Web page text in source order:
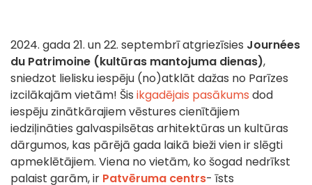
2024. gada 21. un 22. septembrī atgriezīsies Journées
du Patrimoine (kultūras mantojuma dienas),
sniedzot lielisku iespēju (no)atklāt dažas no Parīzes
izcilākajām vietām! Šis ikgadējais pasākums dod
iespēju zinātkārajiem vēstures cienītājiem
iedziļināties galvaspilsētas arhitektūras un kultūras
dārgumos, kas pārējā gada laikā bieži vien ir slēgti
apmeklētājiem. Viena no vietām, ko šogad nedrīkst
palaist garām, ir Patvēruma centrs- īsts